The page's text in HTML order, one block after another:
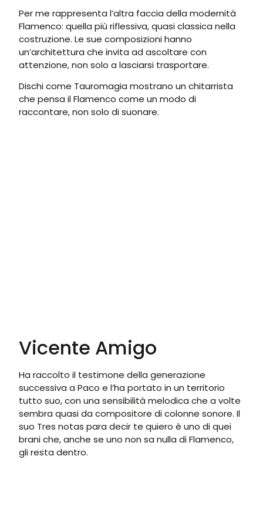
Per me rappresenta l’altra faccia della modernità
Flamenco: quella più riflessiva, quasi classica nella
costruzione. Le sue composizioni hanno
un’architettura che invita ad ascoltare con
attenzione, non solo a lasciarsi trasportare.
Dischi come Tauromagia mostrano un chitarrista
che pensa il Flamenco come un modo di
raccontare, non solo di suonare.
Vicente Amigo
Ha raccolto il testimone della generazione
successiva a Paco e l’ha portato in un territorio
tutto suo, con una sensibilità melodica che a volte
sembra quasi da compositore di colonne sonore. Il
suo Tres notas para decir te quiero è uno di quei
brani che, anche se uno non sa nulla di Flamenco,
gli resta dentro.